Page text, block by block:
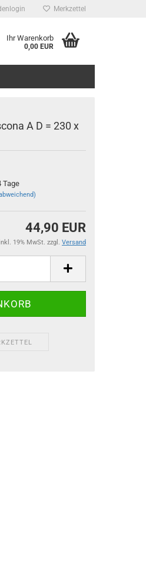
Merkzettel
Ihr Warenkorb
0,00 EUR
A D = 230 x
Tage
44,90 EUR
inkl. 19% MwSt. zzgl. Versand